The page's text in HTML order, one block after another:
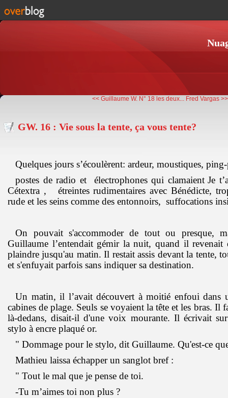
<< Guillaume W. N° 18 les deux... Fred Vargas >>
GW. 16 : Vie sous la tente, ça vous tente?
Quelques jours s’écoulèrent: ardeur, moustiques,
postes de radio et électrophones qui clamaient Je
Cétextra , étreintes rudimentaires avec Bénédicte,
rude et les seins comme des entonnoirs, suffocations
On pouvait s'accommoder de tout ou presque,
Guillaume l’entendait gémir la nuit, quand il revenait
plaindre jusqu'au matin. Il restait assis devant la tente,
et s'enfuyait parfois sans indiquer sa destination.
Un matin, il l’avait découvert à moitié enfoui dans
cabines de plage. Seuls se voyaient la tête et les bras. Il
là-dedans, disait-il d'une voix mourante. Il écrivait
stylo à encre plaqué or.
" Dommage pour le stylo, dit Guillaume. Qu'est-ce
Mathieu laissa échapper un sanglot bref :
" Tout le mal que je pense de toi.
-Tu m’aimes toi non plus ?